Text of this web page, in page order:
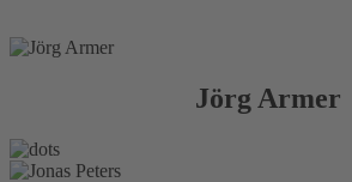
Jörg Armer